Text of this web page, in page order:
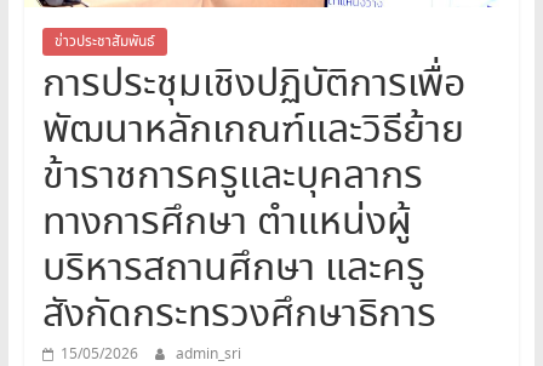
เขต
พื้นที่
การ
ศึกษา
มัธยมศึกษา
สระบุรี
ข่าวประชาสัมพันธ์
การประชุมเชิงปฏิบัติการเพื่อ
พัฒนาหลักเกณฑ์และวิธีย้าย
ข้าราชการครูและบุคลากร
ทางการศึกษา ตำแหน่งผู้
บริหารสถานศึกษา และครู
สังกัดกระทรวงศึกษาธิการ
15/05/2026 admin_sri